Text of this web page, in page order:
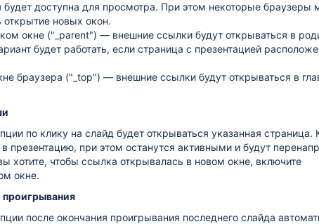
будет доступна для просмотра. При этом некоторые браузеры
открытие новых окон.
окне ("_parent") — внешние ссылки будут открываться в
будет работать, если страница с презентацией
браузера ("_top") — внешние ссылки будут открываться в
по клику на слайд будет открываться указанная страница.
презентацию, при этом останутся активными и будут
хотите, чтобы ссылка открывалась в новом окне, включите
окне.
проигрывания
после окончания проигрывания последнего слайда